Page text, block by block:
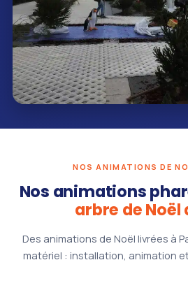
NOS ANIMATIONS DE
Nos animations
arbre de Noël
Des animations de Noël livrées à
matériel : installation, animation